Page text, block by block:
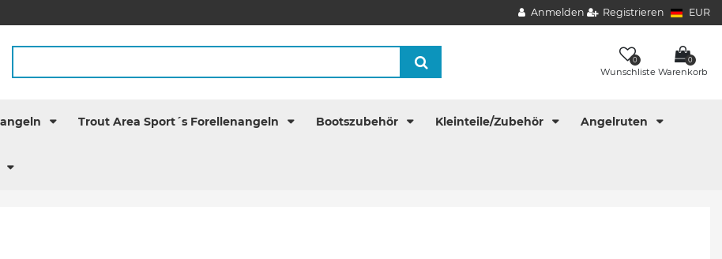
Anmelden Registrieren EUR
0
Wunschliste
0
Warenkorb
Trout Area Sport´s Forellenangeln Bootszubehör Kleinteile/Zubehör Angelruten